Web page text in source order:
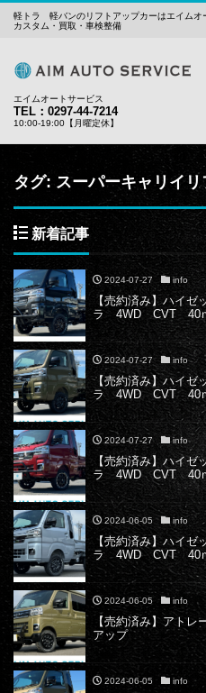
軽トラ 軽バンのリフトアップカーはエイムオ
カスタム・買取・車検整備
エイムオートサービス
TEL：0297-44-7214
10:00-19:00【月曜定休】
タグ: スーパーキャリイ
新着記事
2024-07-27 info
【売約済み】ハイ
ラ 4WD CVT 40ｍ
2024-07-27 info
【売約済み】ハイゼ
ラ 4WD CVT 40ｍ
2024-07-27 info
【売約済み】ハイ
ラ 4WD CVT 40ｍ
2024-06-05 info
【売約済み】ハイ
ラ 4WD CVT 40ｍ
2024-06-05 info
【売約済み】アト
アップ
2024-06-05 info